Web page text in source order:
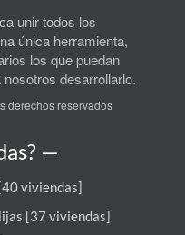
personalmente
al año. ref:
unir todos los
única herramienta,
los que puedan
desarrollarlo.
derechos reservados
—
viviendas]
[37 viviendas]